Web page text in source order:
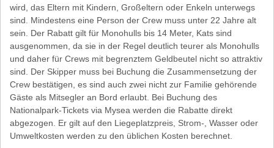
wird, das Eltern mit Kindern, Großeltern oder Enkeln unterwegs
sind. Mindestens eine Person der Crew muss unter 22 Jahre alt
sein. Der Rabatt gilt für Monohulls bis 14 Meter, Kats sind
ausgenommen, da sie in der Regel deutlich teurer als Monohulls
und daher für Crews mit begrenztem Geldbeutel nicht so attraktiv
sind. Der Skipper muss bei Buchung die Zusammensetzung der
Crew bestätigen, es sind auch zwei nicht zur Familie gehörende
Gäste als Mitsegler an Bord erlaubt. Bei Buchung des
Nationalpark-Tickets via Mysea werden die Rabatte direkt
abgezogen. Er gilt auf den Liegeplatzpreis, Strom-, Wasser oder
Umweltkosten werden zu den üblichen Kosten berechnet.